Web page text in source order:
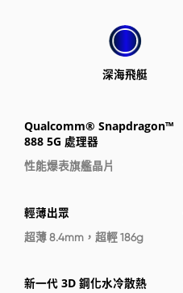
Qualcomm® Snapdragon™
888 5G 處理器
性能爆表旗艦晶片
輕薄出眾
超薄 8.4mm，超輕 186g
新一代 3D 鋼化水冷散熱
深海飛艇